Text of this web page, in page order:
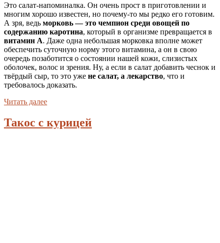
Это салат-напоминалка. Он очень прост в приготовлении и
многим хорошо известен, но почему-то мы редко его готовим.
А зря, ведь морковь — это чемпион среди овощей по
содержанию каротина, который в организме превращается в
витамин А. Даже одна небольшая морковка вполне может
обеспечить суточную норму этого витамина, а он в свою
очередь позаботится о состоянии нашей кожи, слизистых
оболочек, волос и зрения. Ну, а если в салат добавить чеснок и
твёрдый сыр, то это уже не салат, а лекарство, что и
требовалось доказать.
Читать далее
Такос с курицей